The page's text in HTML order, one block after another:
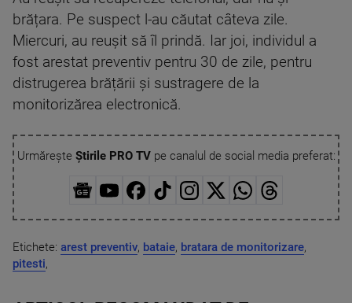
brățara. Pe suspect l-au căutat câteva zile.
Miercuri, au reușit să îl prindă. Iar joi, individul a
fost arestat preventiv pentru 30 de zile, pentru
distrugerea brățării și sustragere de la
monitorizărea electronică.
Urmărește Știrile PRO TVpe canalul de social media preferat:
Etichete: arest preventiv, bataie, bratara de monitorizare,
pitesti,